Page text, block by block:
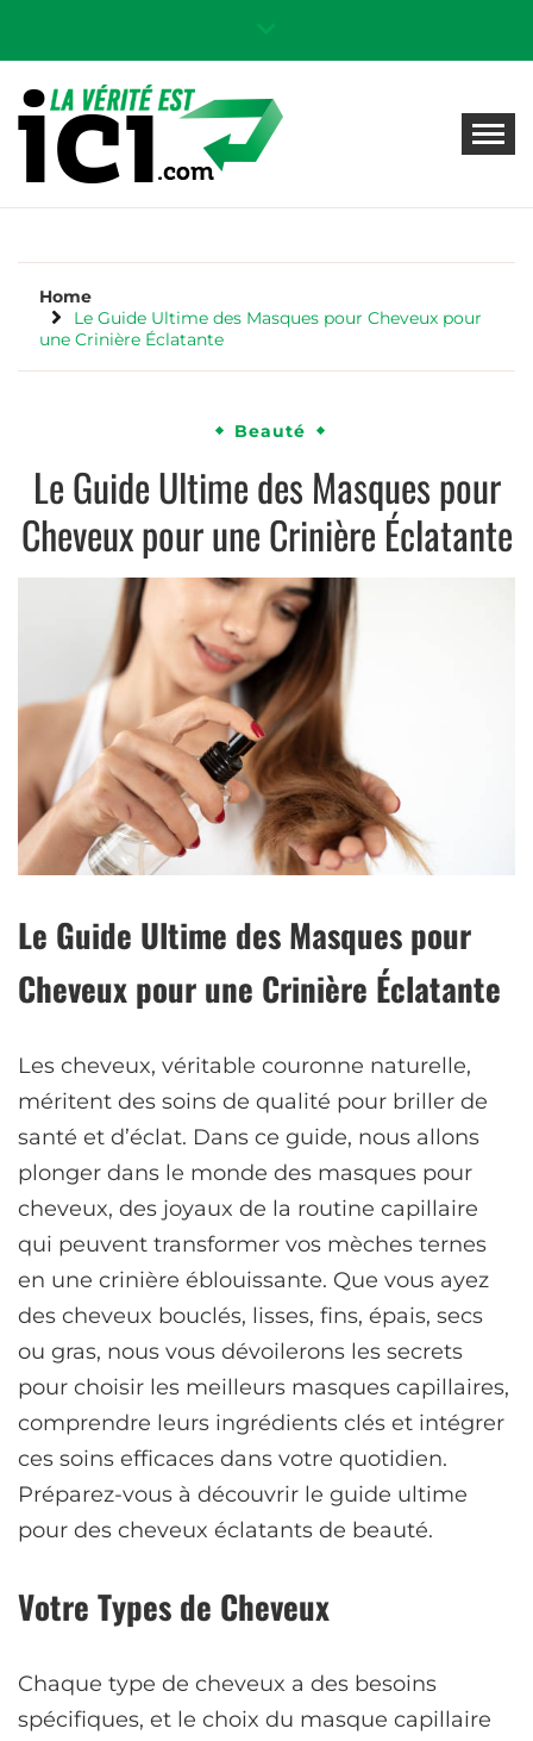
LA VÉRITÉ EST ICI ! BLOG
INFO, NEWS, BRICO,
SANTÉ & ASTUCES
Magazine en ligne 100% gratuit : Info, News,
Home
Le Guide Ultime des Masques pour Cheveux pour
une Crinière Éclatante
Beauté
Le Guide Ultime des Masques pour
Cheveux pour une Crinière Éclatante
Le Guide Ultime des Masques pour
Cheveux pour une Crinière Éclatante
Les cheveux, véritable couronne naturelle,
méritent des soins de qualité pour briller de
santé et d’éclat. Dans ce guide, nous allons
plonger dans le monde des masques pour
cheveux, des joyaux de la routine capillaire
qui peuvent transformer vos mèches ternes
en une crinière éblouissante. Que vous ayez
des cheveux bouclés, lisses, fins, épais, secs
ou gras, nous vous dévoilerons les secrets
pour choisir les meilleurs masques capillaires,
comprendre leurs ingrédients clés et intégrer
ces soins efficaces dans votre quotidien.
Préparez-vous à découvrir le guide ultime
pour des cheveux éclatants de beauté.
Votre Types de Cheveux
Chaque type de cheveux a des besoins
spécifiques, et le choix du masque capillaire